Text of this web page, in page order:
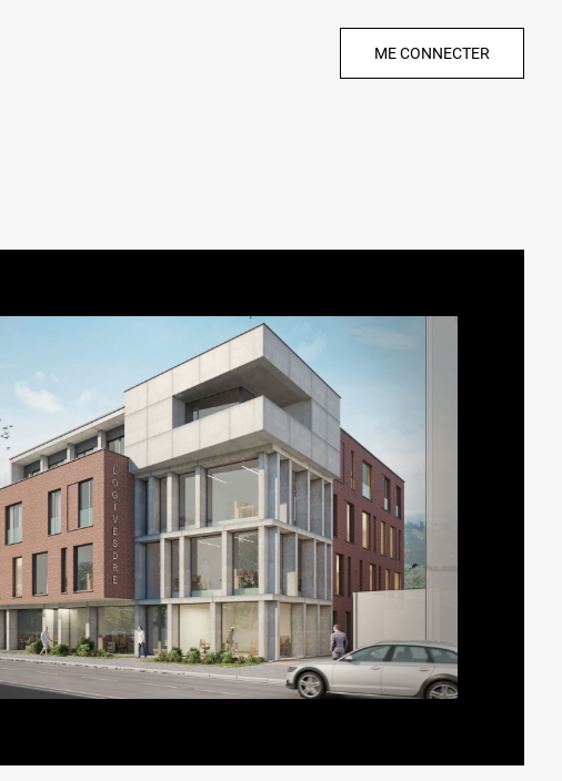
ME CONNECTER